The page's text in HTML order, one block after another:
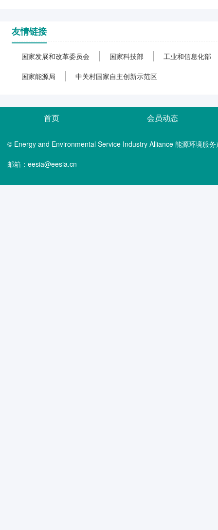
友情链接
国家发展和改革委员会 国家科技部 工业和信息化部
国家能源局 中关村国家自主创新示范区
首页 会员动态
© Energy and Environmental Service Industry Alliance 能源环境服
邮箱：eesia@eesia.cn